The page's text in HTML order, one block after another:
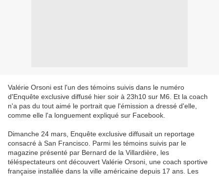
Valérie Orsoni est l'un des témoins suivis dans le numéro
d'Enquête exclusive diffusé hier soir à 23h10 sur M6. Et la coach
n'a pas du tout aimé le portrait que l'émission a dressé d'elle,
comme elle l'a longuement expliqué sur Facebook.
Dimanche 24 mars, Enquête exclusive diffusait un reportage
consacré à San Francisco. Parmi les témoins suivis par le
magazine présenté par Bernard de la Villardière, les
téléspectateurs ont découvert Valérie Orsoni, une coach sportive
française installée dans la ville américaine depuis 17 ans. Les